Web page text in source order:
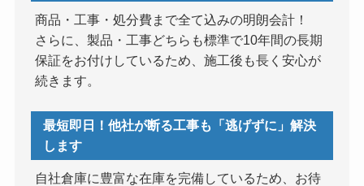
商品・工事・処分費まで全て込みの明朗会計！
さらに、製品・工事どちらも標準で10年間の長期
保証をお付けしているため、施工後も長く安心が
続きます。
最短即日！他社が断る工事も「逃げずに」解決
します
自社倉庫に豊富な在庫を完備しているため、お待